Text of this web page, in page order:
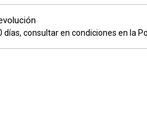
días, consultar en condiciones en la